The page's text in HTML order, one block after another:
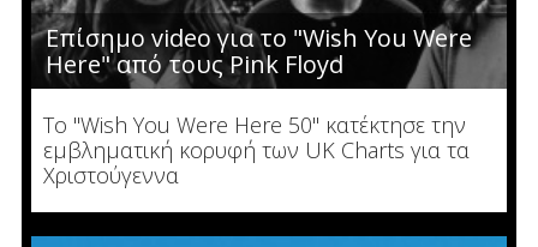
Επίσημο video για το "Wish You Were
Here" από τους Pink Floyd
Το "Wish You Were Here 50" κατέκτησε την
εμβληματική κορυφή των UK Charts για τα
Χριστούγεννα